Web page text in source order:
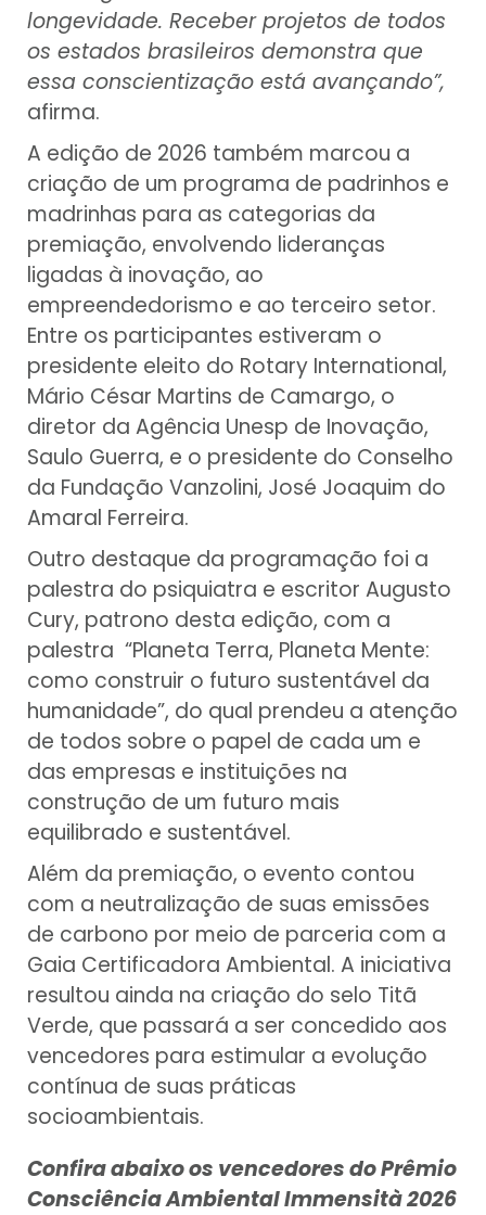
longevidade. Receber projetos de todos
os estados brasileiros demonstra que
essa conscientização está avançando”,
afirma.
A edição de 2026 também marcou a
criação de um programa de padrinhos e
madrinhas para as categorias da
premiação, envolvendo lideranças
ligadas à inovação, ao
empreendedorismo e ao terceiro setor.
Entre os participantes estiveram o
presidente eleito do Rotary International,
Mário César Martins de Camargo, o
diretor da Agência Unesp de Inovação,
Saulo Guerra, e o presidente do Conselho
da Fundação Vanzolini, José Joaquim do
Amaral Ferreira.
Outro destaque da programação foi a
palestra do psiquiatra e escritor Augusto
Cury, patrono desta edição, com a
palestra “Planeta Terra, Planeta Mente:
como construir o futuro sustentável da
humanidade”, do qual prendeu a atenção
de todos sobre o papel de cada um e
das empresas e instituições na
construção de um futuro mais
equilibrado e sustentável.
Além da premiação, o evento contou
com a neutralização de suas emissões
de carbono por meio de parceria com a
Gaia Certificadora Ambiental. A iniciativa
resultou ainda na criação do selo Titã
Verde, que passará a ser concedido aos
vencedores para estimular a evolução
contínua de suas práticas
socioambientais.
Confira abaixo os vencedores do Prêmio
Consciência Ambiental Immensità 2026